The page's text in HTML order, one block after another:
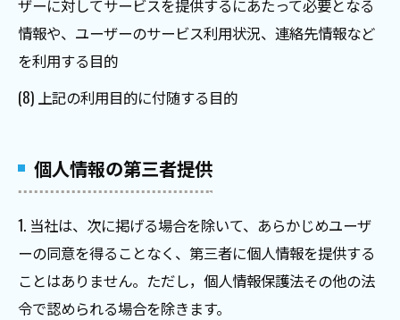
ザーに対してサービスを提供するにあたって必要となる
情報や、ユーザーのサービス利用状況、連絡先情報など
を利用する目的
(8) 上記の利用目的に付随する目的
個人情報の第三者提供
1. 当社は、次に掲げる場合を除いて、あらかじめユーザ
ーの同意を得ることなく、第三者に個人情報を提供する
ことはありません。ただし，個人情報保護法その他の法
令で認められる場合を除きます。